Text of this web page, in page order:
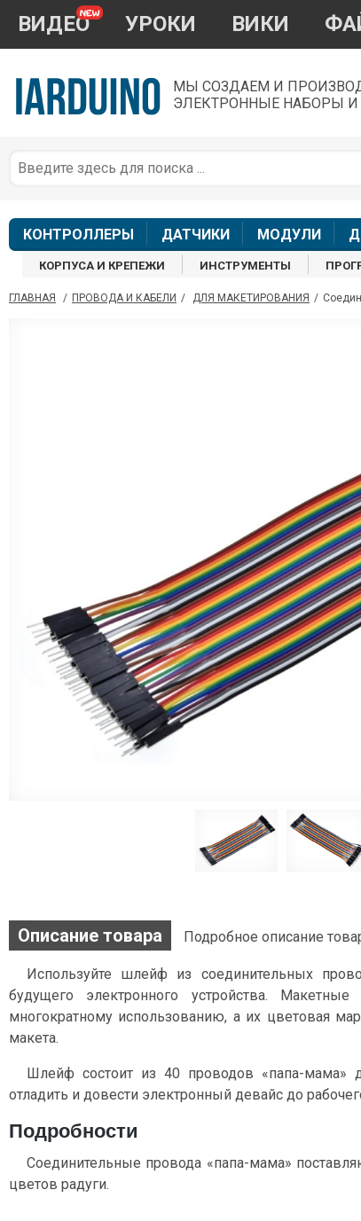
ВИДЕО УРОКИ ВИКИ
МЫ СОЗДАЕМ И
ЭЛЕКТРОННЫЕ НАБОРЫ
КОНТРОЛЛЕРЫ ДАТЧИКИ МОДУЛИ
КОРПУСА И КРЕПЕЖИ ИНСТРУМЕНТЫ
ГЛАВНАЯ / ПРОВОДА И КАБЕЛИ / ДЛЯ МАКЕТИРОВАНИЯ /
Описание товара Подробное описание
Используйте шлейф из соединительных
будущего электронного устройства.
многократному использованию, а их цветовая
макета.
Шлейф состоит из 40 проводов «папа-мама»
отладить и довести электронный девайс до
Подробности
Соединительные провода «папа-мама»
цветов радуги.